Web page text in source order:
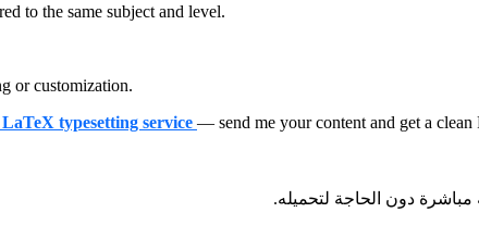
to the same subject and level.
or customization.
typesetting service — send me your content and get a
دون الحاجة لتحميله.